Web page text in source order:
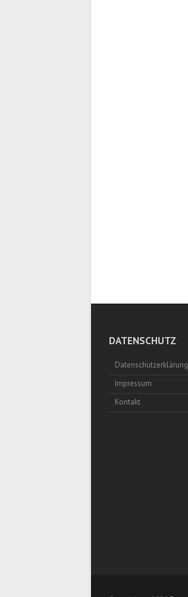
DATENSCHUTZ
Datenschutzerklärung
Impressum
Kontakt